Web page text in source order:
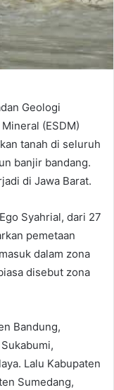
Geologi
(ESDM)
tanah di seluruh
banjir bandang.
di Jawa Barat.
Syahrial, dari 27
pemetaan
dalam zona
disebut zona
Bandung,
Lalu Kabupaten
Sumedang,